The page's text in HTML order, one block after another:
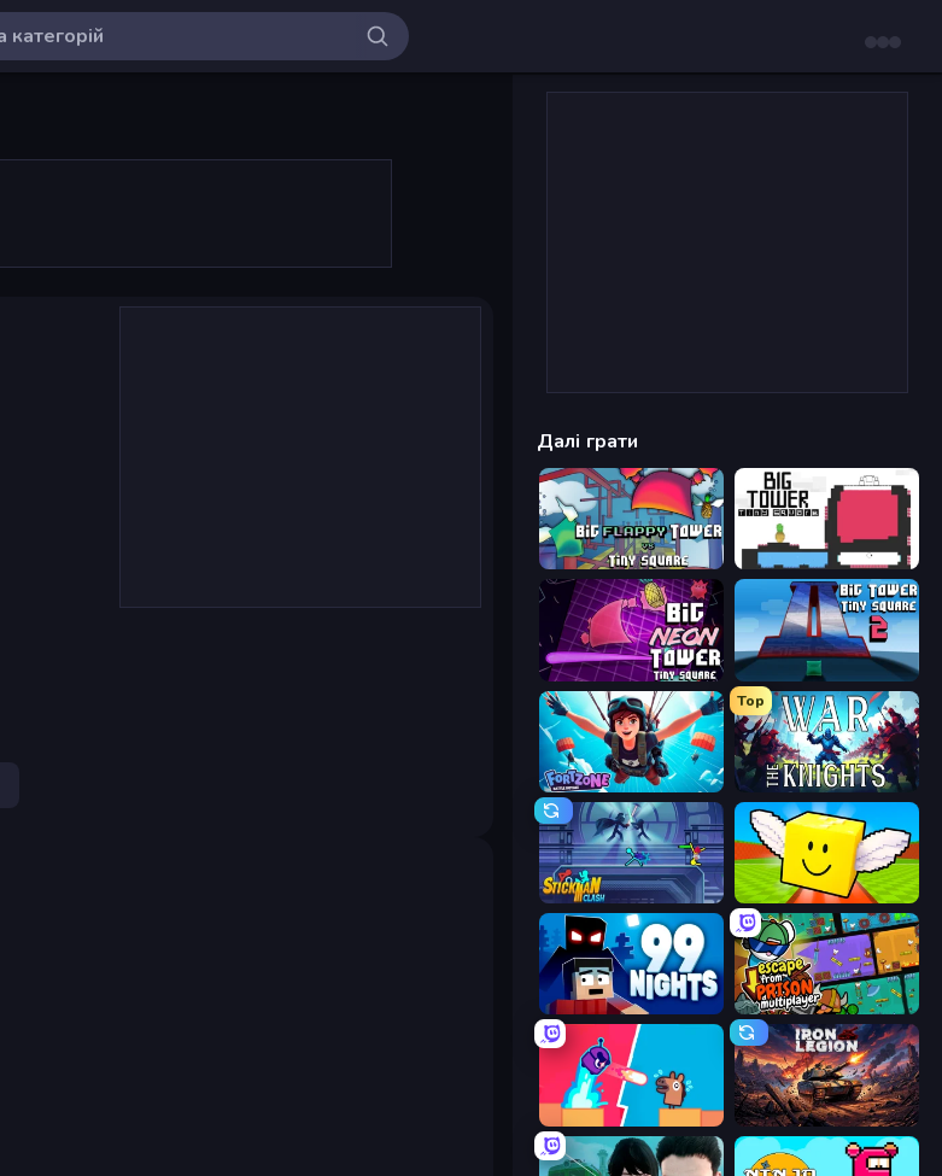
Далі грати
Big FLAPPY Tower Tiny Square Big Tower Tiny Square
Big NEON Tower Tiny Square Big Tower Tiny Square 2
Fortzone Battle Royale
Top
War the Knights
Stickman Clash Lucky Brainrot Blocks Online
99 Nights (Bloxd.io) Escape From Prison Multiplayer
Boom Slingers ReBoom Iron Legion